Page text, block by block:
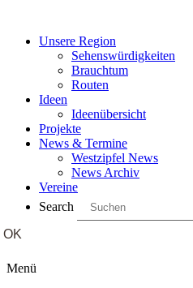
Unsere Region
Sehenswürdigkeiten
Brauchtum
Routen
Ideen
Ideenübersicht
Projekte
News & Termine
Westzipfel News
News Archiv
Vereine
Search
Menü